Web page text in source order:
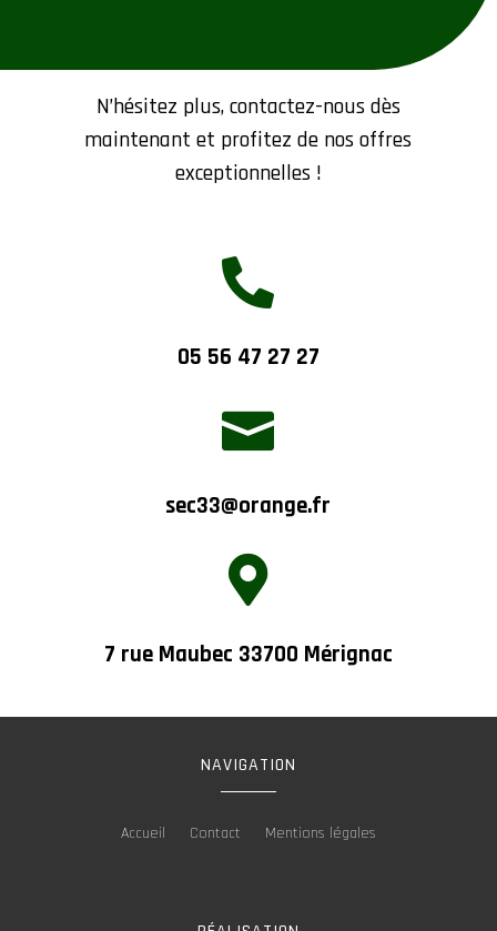
N’hésitez plus, contactez-nous dès
maintenant et profitez de nos offres
exceptionnelles !

05 56 47 27 27

sec33@orange.fr

7 rue Maubec 33700 Mérignac
NAVIGATION
Accueil Contact Mentions légales